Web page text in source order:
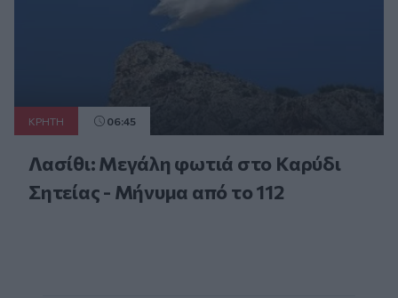
ΚΡΗΤΗ 06:45
Λασίθι: Μεγάλη φωτιά στο Καρύδι
Σητείας - Μήνυμα από το 112